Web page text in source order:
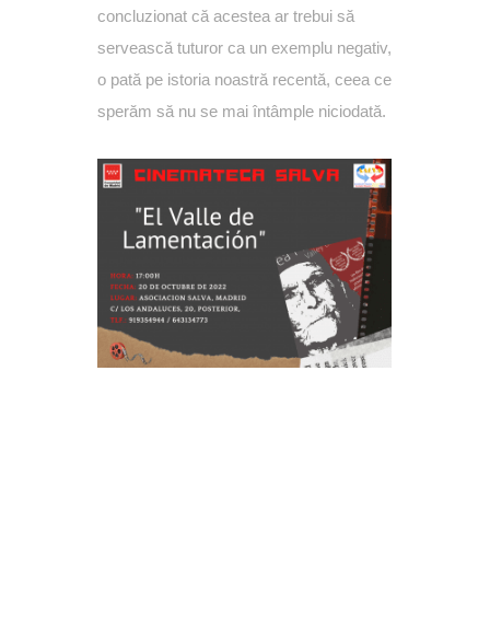
concluzionat că acestea ar trebui să
servească tuturor ca un exemplu negativ,
o pată pe istoria noastră recentă, ceea ce
sperăm să nu se mai întâmple niciodată.